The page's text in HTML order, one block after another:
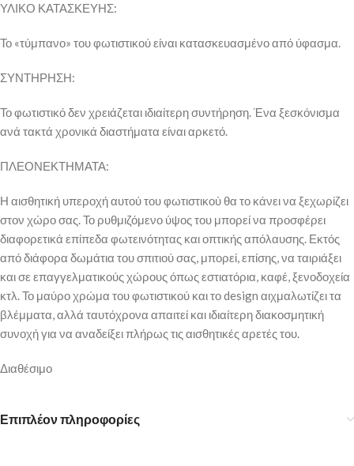
ΥΛΙΚΟ ΚΑΤΑΣΚΕΥΗΣ:
Το «τύμπανο» του φωτιστικού είναι κατασκευασμένο από ύφασμα.
ΣΥΝΤΗΡΗΣΗ:
Το φωτιστικό δεν χρειάζεται ιδιαίτερη συντήρηση. Ένα ξεσκόνισμα
ανά τακτά χρονικά διαστήματα είναι αρκετό.
ΠΛΕΟΝΕΚΤΗΜΑΤΑ:
Η αισθητική υπεροχή αυτού του φωτιστικού θα το κάνει να ξεχωρίζει
στον χώρο σας. Το ρυθμιζόμενο ύψος του μπορεί να προσφέρει
διαφορετικά επίπεδα φωτεινότητας και οπτικής απόλαυσης. Εκτός
από διάφορα δωμάτια του σπιτιού σας, μπορεί, επίσης, να ταιριάξει
και σε επαγγελματικούς χώρους όπως εστιατόρια, καφέ, ξενοδοχεία
κτλ. Το μαύρο χρώμα του φωτιστικού και το design αιχμαλωτίζει τα
βλέμματα, αλλά ταυτόχρονα απαιτεί και ιδιαίτερη διακοσμητική
συνοχή για να αναδείξει πλήρως τις αισθητικές αρετές του.
Διαθέσιμο
Επιπλέον πληροφορίες